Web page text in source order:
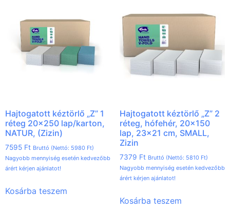
Hajtogatott kéztörlő „Z” 1
réteg 20×250 lap/karton,
NATUR, (Zizin)
7595 Ft Bruttó (Nettó: 5980 Ft)
Nagyobb mennyiség esetén kedvezőbb
árért kérjen ajánlatot!
Kosárba teszem
Hajtogatott kéztörlő „Z” 2
réteg, hófehér, 20×150
lap, 23×21 cm, SMALL,
Zizin
7379 Ft Bruttó (Nettó: 5810 Ft)
Nagyobb mennyiség esetén kedvezőbb
árért kérjen ajánlatot!
Kosárba teszem